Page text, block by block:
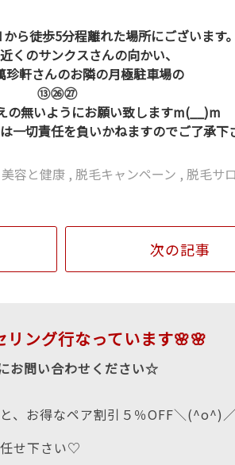
ら徒歩5分程離れた場所にございます
くのサンクスさんの向かい、
珍軒さんのお隣の月極駐車場の
⑬㉖㉗
の無いようにお願い致しますm(__)m
一切責任を負いかねますのでご了承下
美容と健康 , 脱毛キャンペーン , 脱毛サ
次の記事
リング行なっています🌸🌸
お問い合わせください☆
、お得なペア割引５％OFF＼(^o^)
せ下さい♡